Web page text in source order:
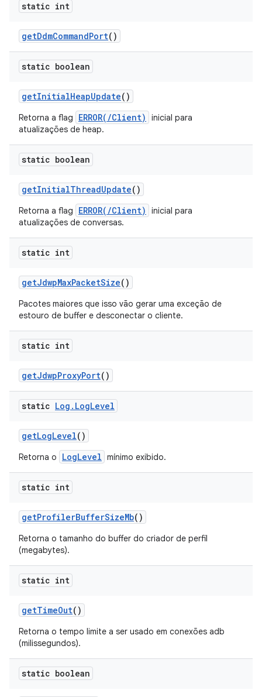
static int
getDdmCommandPort()
static boolean
getInitialHeapUpdate()
Retorna a flag ERROR(/Client)
inicial para
atualizações de heap.
static boolean
getInitialThreadUpdate()
Retorna a flag ERROR(/Client)
inicial para
atualizações de conversas.
static int
getJdwpMaxPacketSize()
Pacotes maiores que isso vão gerar uma exceção de
estouro de buffer e desconectar o cliente.
static int
getJdwpProxyPort()
static Log . LogLevel
getLogLevel()
Retorna o LogLevel mínimo exibido.
static int
getProfilerBufferSizeMb()
Retorna o tamanho do buffer do criador de perfil
(megabytes).
static int
getTimeOut()
Retorna o tempo limite a ser usado em conexões adb
(milissegundos).
static boolean